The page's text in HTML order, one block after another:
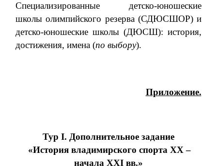
Специализированные детско-юношеские
школы олимпийского резерва (СДЮСШОР) и
детско-юношеские школы (ДЮСШ): история,
достижения, имена (по выбору).
Приложение.
Тур I. Дополнительное задание
«История владимирского спорта XX –
начала XXI вв.»